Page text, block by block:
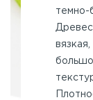
темно-